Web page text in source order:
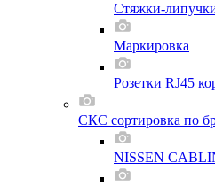
Стяжки-
Маркировка
Розетки RJ45
СКС сортировка по
NISSEN